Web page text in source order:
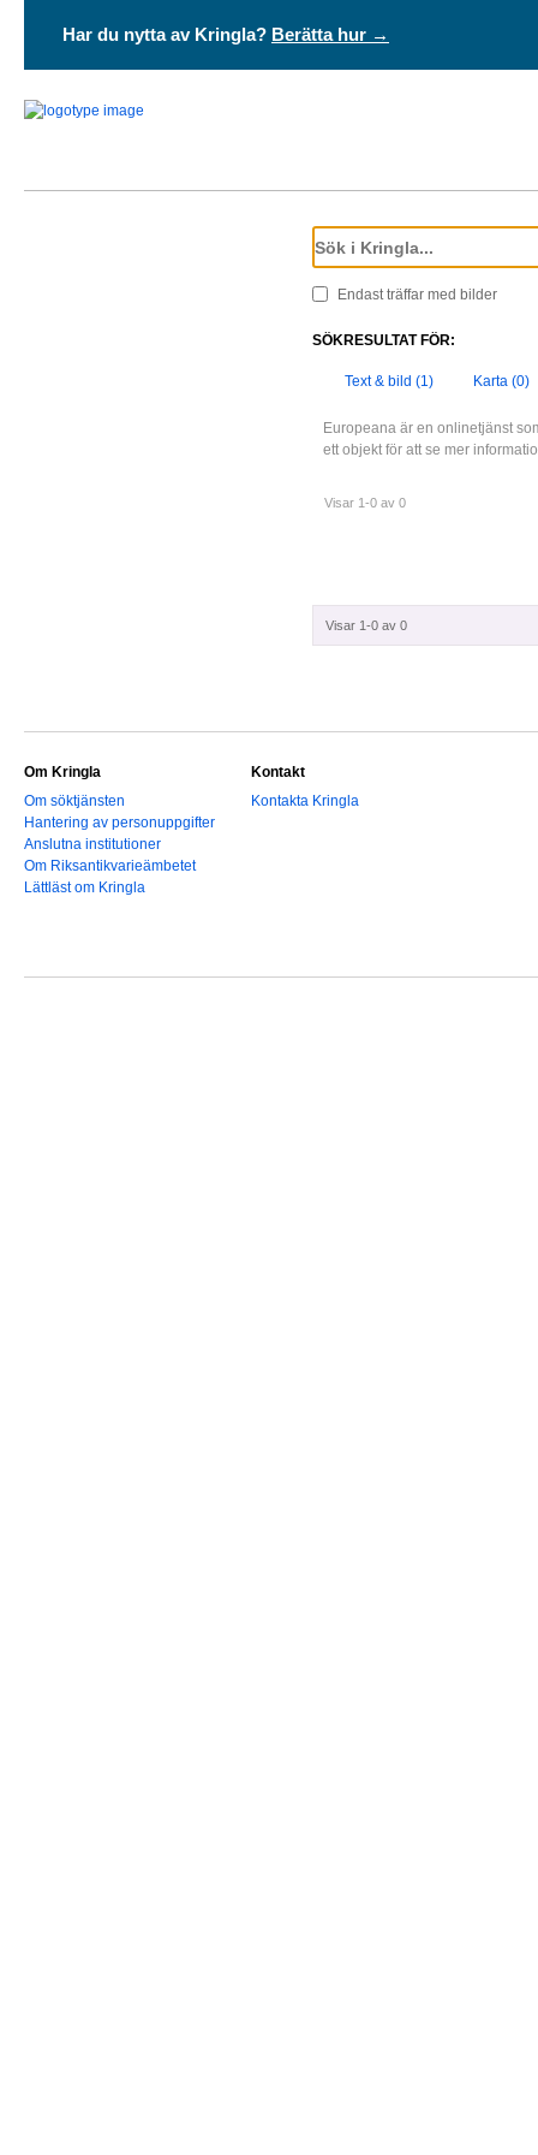
Har du nytta av Kringla? Berätta hur →
Endast träffar med bilder
SÖKRESULTAT FÖR:
Text & bild (1) Karta (0)
Europeana är en onlinetjänst
ett objekt för att se mer
Visar 1-0 av 0
Visar 1-0 av 0
Om Kringla
Om söktjänsten
Hantering av personuppgifter
Anslutna institutioner
Om Riksantikvarieämbetet
Lättläst om Kringla
Kontakt
Kontakta Kringla